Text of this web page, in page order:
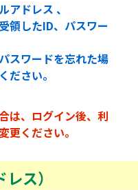
アドレス 、
領したID、パスワー
スワードを忘れた場
ださい。
は、ログイン後、利
更ください。
ス）